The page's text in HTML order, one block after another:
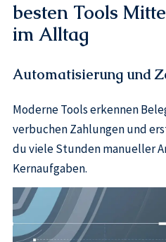
besten Tools
im Alltag
Automatisierung und
Moderne Tools erkennen
verbuchen Zahlungen und
du viele Stunden manueller
Kernaufgaben.